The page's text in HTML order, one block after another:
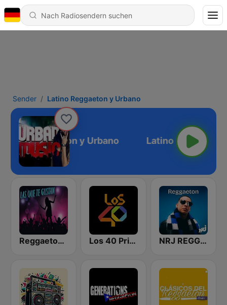
Sender Latino Reggaeton y Urbano
Reggaeton y Urbano
Reggaeton Exitos de Hoy Los 40 Principales NRJ REGGAETON